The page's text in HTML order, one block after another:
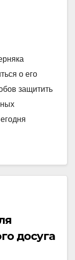
о его
защитить
досуга